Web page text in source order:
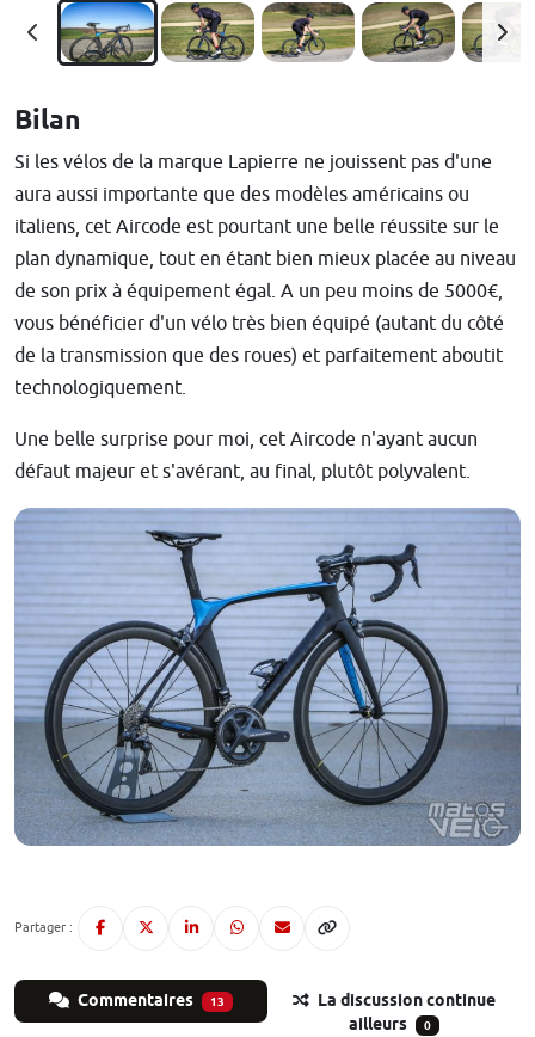
Bilan
Si les vélos de la marque Lapierre ne jouissent pas d'une
aura aussi importante que des modèles américains ou
italiens, cet Aircode est pourtant une belle réussite sur le
plan dynamique, tout en étant bien mieux placée au niveau
de son prix à équipement égal. A un peu moins de 5000€,
vous bénéficier d'un vélo très bien équipé (autant du côté
de la transmission que des roues) et parfaitement aboutit
technologiquement.
Une belle surprise pour moi, cet Aircode n'ayant aucun
défaut majeur et s'avérant, au final, plutôt polyvalent.
Partager :
Commentaires 13
La discussion continue
ailleurs
0